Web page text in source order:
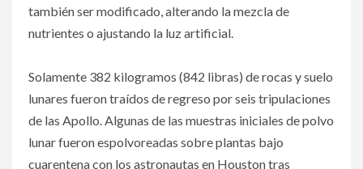
también ser modificado, alterando la mezcla de
nutrientes o ajustando la luz artificial.
Solamente 382 kilogramos (842 libras) de rocas y suelo
lunares fueron traídos de regreso por seis tripulaciones
de las Apollo. Algunas de las muestras iniciales de polvo
lunar fueron espolvoreadas sobre plantas bajo
cuarentena con los astronautas en Houston tras